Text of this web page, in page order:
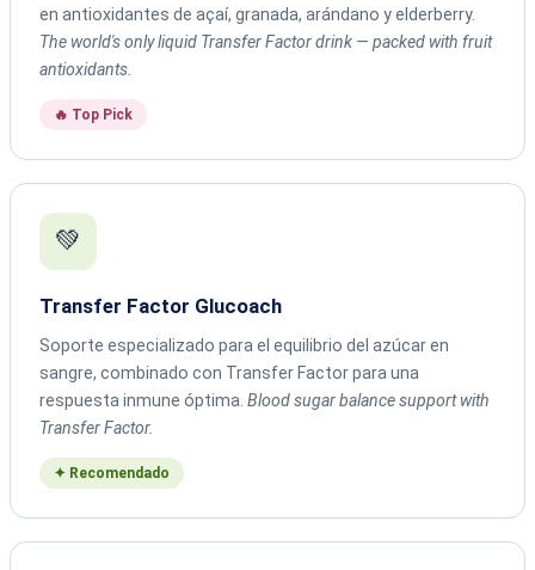
en antioxidantes de açaí, granada, arándano y elderberry.
The world's only liquid Transfer Factor drink — packed with fruit
antioxidants.
🔥 Top Pick
💚
Transfer Factor Glucoach
Soporte especializado para el equilibrio del azúcar en
sangre, combinado con Transfer Factor para una
respuesta inmune óptima. Blood sugar balance support with
Transfer Factor.
✦ Recomendado